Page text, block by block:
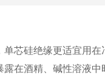
芯硅绝缘更适宜用
在酒精、碱性溶液